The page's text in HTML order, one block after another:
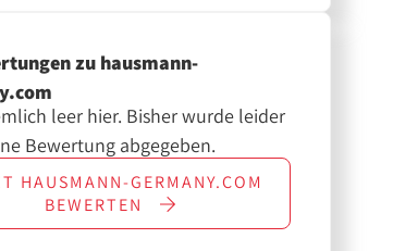
zu hausmann-
leer hier. Bisher wurde leider
Bewertung abgegeben.
HAUSMANN-GERMANY.COM
BEWERTEN